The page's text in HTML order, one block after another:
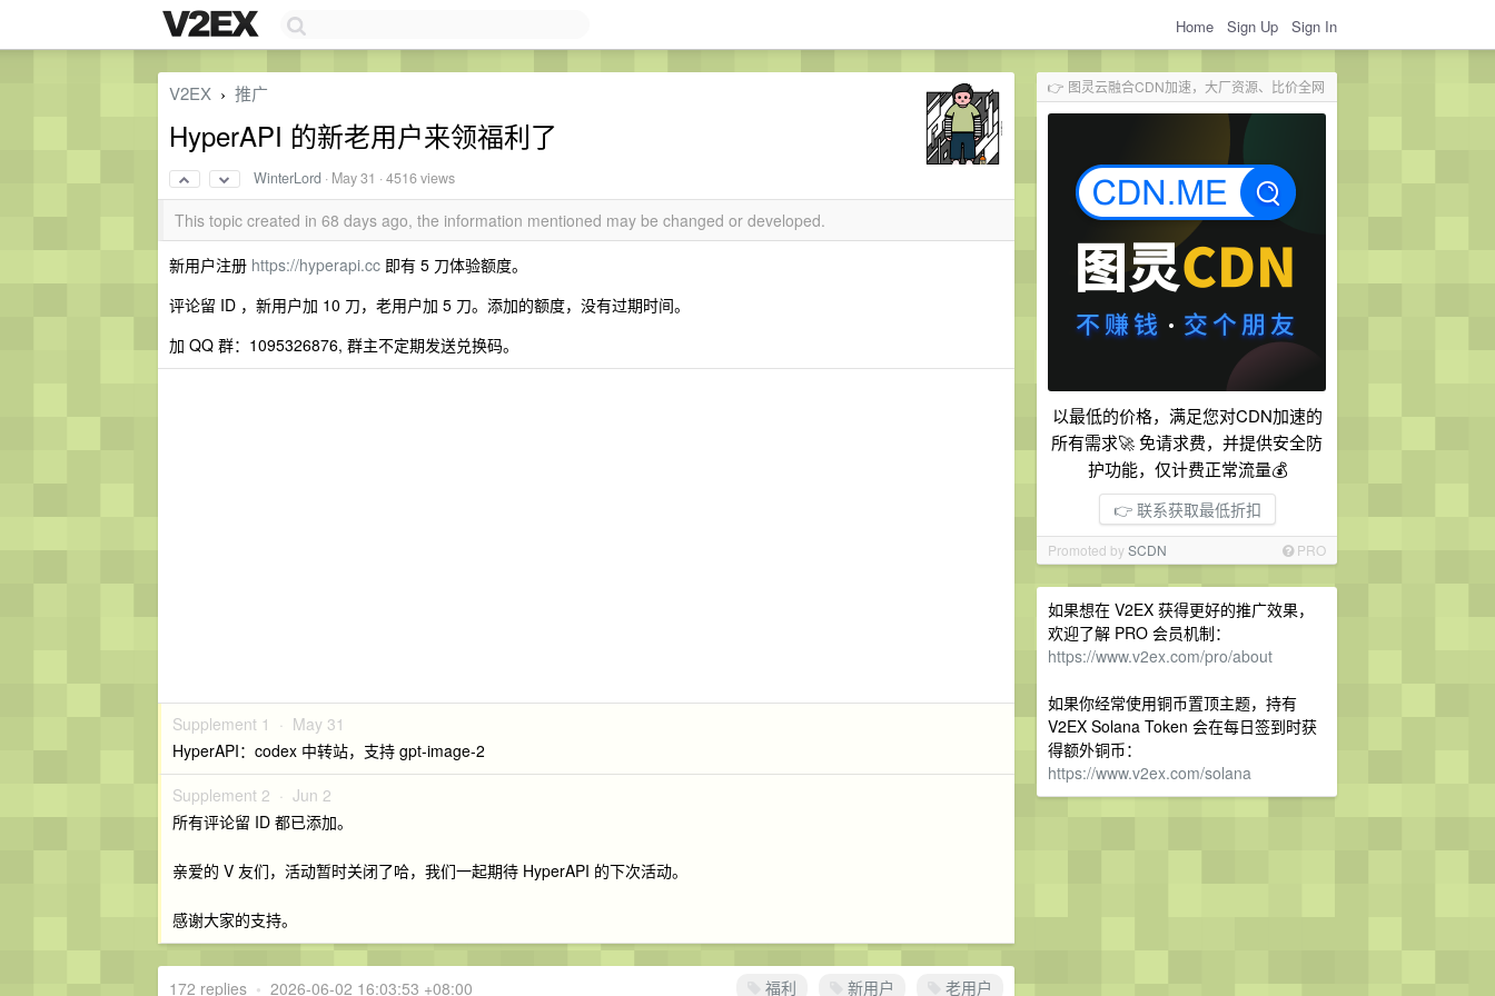
Home Sign Up Sign In
👉 图灵云融合CDN加速，大厂资源、比价全网
以最低的价格，满足您对CDN加速的
所有需求🚀 免请求费，并提供安全防
护功能，仅计费正常流量💰
👉 联系获取最低折扣
Promoted bySCDN PRO
如果想在 V2EX 获得更好的推广效果，
欢迎了解 PRO 会员机制：
https://www.v2ex.com/pro/about
如果你经常使用铜币置顶主题，持有
V2EX Solana Token 会在每日签到时获
得额外铜币：
https://www.v2ex.com/solana
V2EX › 推广
HyperAPI 的新老用户来领福利了
WinterLord · May 31 · 4516 views
This topic created in 68 days ago, the information mentioned may be changed or developed.
新用户注册 https://hyperapi.cc 即有 5 刀体验额度。
评论留 ID ，新用户加 10 刀，老用户加 5 刀。添加的额度，没有过期时间。
加 QQ 群：1095326876, 群主不定期发送兑换码。
Supplement 1 · May 31
HyperAPI：codex 中转站，支持 gpt-image-2
Supplement 2 · Jun 2
所有评论留 ID 都已添加。
亲爱的 V 友们，活动暂时关闭了哈，我们一起期待 HyperAPI 的下次活动。
感谢大家的支持。
福利 新用户 老用户
172 replies • 2026-06-02 16:03:53 +08:00